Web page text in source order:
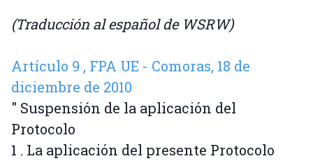
(Traducción al español de WSRW)
Artículo 9 , FPA UE - Comoras, 18 de
diciembre de 2010
" Suspensión de la aplicación del
Protocolo
1 . La aplicación del presente Protocolo